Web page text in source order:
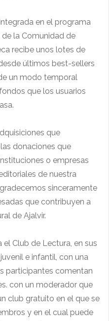
en el programa
de la Comunidad de
recibe unos lotes de
últimos best-sellers
un modo temporal
que los usuarios
que
donaciones que
o empresas
de nuestra
sinceramente
que contribuyen a
de Ajalvir.
el Club de Lectura, en sus
e infantil, con una
participantes comentan
con un moderador que
club gratuito en el que se
y en el cual puede